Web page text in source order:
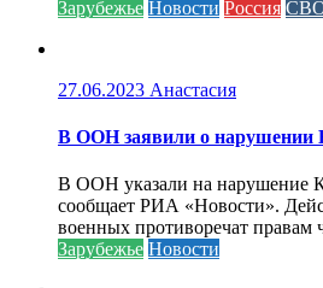
Зарубежье Новости Россия
27.06.2023 Анастасия
В ООН заявили о нарушении
В ООН указали на нарушение
сообщает РИА «Новости».
военных противоречат правам
Зарубежье Новости